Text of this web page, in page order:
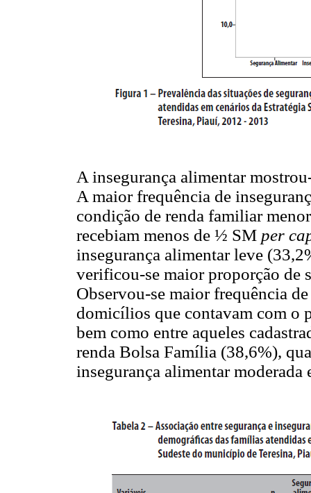
A insegurança alimentar
A maior frequência de
condição de renda familiar
recebiam menos de ½ SM per
insegurança alimentar leve
verificou-se maior proporção de
Observou-se maior frequência
domicílios que contavam com o
bem como entre aqueles
renda Bolsa Família (38,6%),
insegurança alimentar moderada